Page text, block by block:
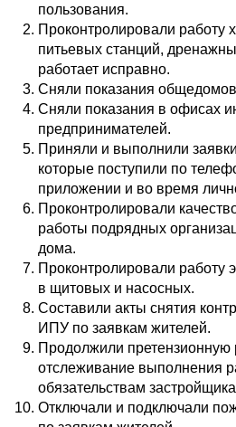
пользования.
Проконтролировали работу
питьевых станций,
работает исправно.
Сняли показания
Сняли показания в офисах
предпринимателей.
Приняли и выполнили
которые поступили по
приложении и во время
Проконтролировали
работы подрядных
дома.
Проконтролировали работу
в щитовых и насосных.
Составили акты снятия
ИПУ по заявкам жителей.
Продолжили претензионную
отслеживание выполнения
обязательствам
Отключали и подключали